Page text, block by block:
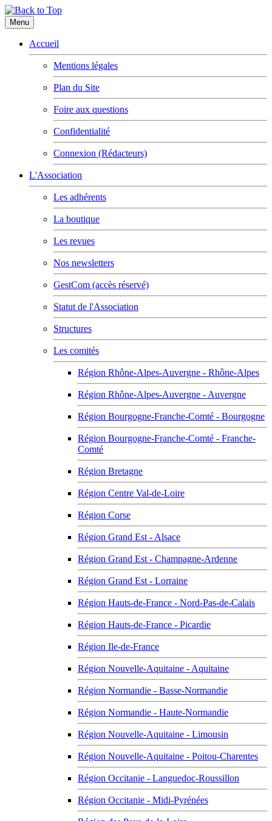
Menu
Accueil
Mentions légales
Plan du Site
Foire aux questions
Confidentialité
Connexion (Rédacteurs)
L'Association
Les adhérents
La boutique
Les revues
Nos newsletters
GestCom (accès réservé)
Statut de l'Association
Structures
Les comités
Région Rhône-Alpes-Auvergne - Rhône-Alpes
Région Rhône-Alpes-Auvergne - Auvergne
Région Bourgogne-Franche-Comté - Bourgogne
Région Bourgogne-Franche-Comté - Franche-
Comté
Région Bretagne
Région Centre Val-de-Loire
Région Corse
Région Grand Est - Alsace
Région Grand Est - Champagne-Ardenne
Région Grand Est - Lorraine
Région Hauts-de-France - Nord-Pas-de-Calais
Région Hauts-de-France - Picardie
Région Ile-de-France
Région Nouvelle-Aquitaine - Aquitaine
Région Normandie - Basse-Normandie
Région Normandie - Haute-Normandie
Région Nouvelle-Aquitaine - Limousin
Région Nouvelle-Aquitaine - Poitou-Charentes
Région Occitanie - Languedoc-Roussillon
Région Occitanie - Midi-Pyrénées